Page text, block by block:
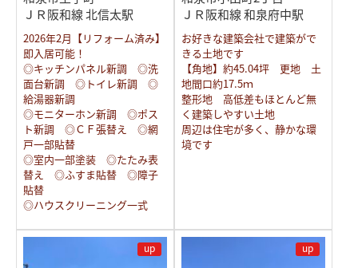
ＪＲ阪和線 北信太駅
2026年2月【リフォーム済み】
即入居可能！
◎キッチンパネル新調 ◎洗
面台新調 ◎トイレ新調 ◎
給湯器新調
◎モニターホン新調 ◎ポス
ト新調 ◎ＣＦ張替え ◎網
戸一部貼替
◎室内一部塗装 ◎たたみ表
替え ◎ふすま貼替 ◎障子
貼替
◎ハウスクリーニング一式
ＪＲ阪和線 和泉府中駅
お好きな建築会社で建築がで
きる土地です
【角地】約45.04坪 更地 土
地間口約17.5ｍ
整形地 高低差もほとんど無
く建築しやすい土地
周辺は住宅が多く、静かな環
境です
up up